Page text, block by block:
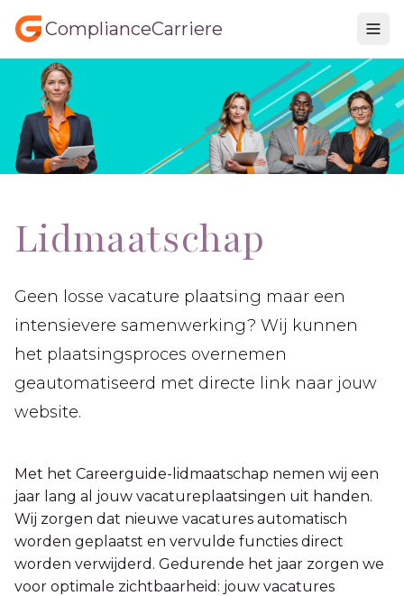
ComplianceCarriere
Lidmaatschap
Geen losse vacature plaatsing maar een
intensievere samenwerking? Wij kunnen
het plaatsingsproces overnemen
geautomatiseerd met directe link naar jouw
website.
Met het Careerguide-lidmaatschap nemen wij een
jaar lang al jouw vacatureplaatsingen uit handen.
Wij zorgen dat nieuwe vacatures automatisch
worden geplaatst en vervulde functies direct
worden verwijderd. Gedurende het jaar zorgen we
voor optimale zichtbaarheid: jouw vacatures